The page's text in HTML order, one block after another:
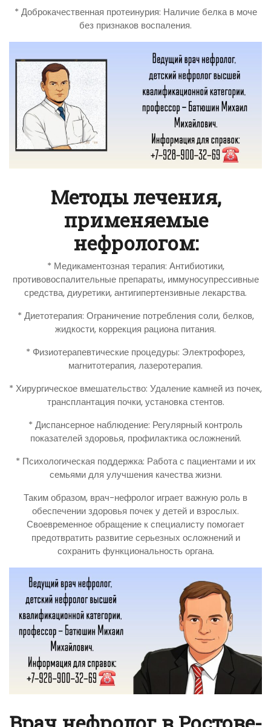
* Доброкачественная протеинурия: Наличие белка в моче
без признаков воспаления.
Методы лечения,
применяемые
нефрологом:
* Медикаментозная терапия: Антибиотики,
противовоспалительные препараты, иммуносупрессивные
средства, диуретики, антигипертензивные лекарства.
* Диетотерапия: Ограничение потребления соли, белков,
жидкости, коррекция рациона питания.
* Физиотерапевтические процедуры: Электрофорез,
магнитотерапия, лазеротерапия.
* Хирургическое вмешательство: Удаление камней из почек,
трансплантация почки, установка стентов.
* Диспансерное наблюдение: Регулярный контроль
показателей здоровья, профилактика осложнений.
* Психологическая поддержка: Работа с пациентами и их
семьями для улучшения качества жизни.
Таким образом, врач-нефролог играет важную роль в
обеспечении здоровья почек у детей и взрослых.
Своевременное обращение к специалисту помогает
предотвратить развитие серьезных осложнений и
сохранить функциональность органа.